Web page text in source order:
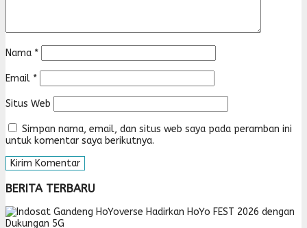
Nama *
Email *
Situs Web
Simpan nama, email, dan situs web saya pada peramban ini
untuk komentar saya berikutnya.
BERITA TERBARU